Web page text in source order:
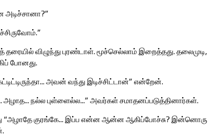
தரையில் விழுந்து புரண்டாள். மூச்செல்லாம் இறைத்தது. தலைமுடி,
போனது.
அவன் வந்து இடிச்சிட்டான்” என்றேன்.
அழாத... நல்ல புள்ளைல்ல...” அவர்கள் சமாதனப்படுத்தினார்கள்.
குரங்கே... இப்ப என்ன ஆன்ன ஆகிப்போச்சு? இன்னொரு